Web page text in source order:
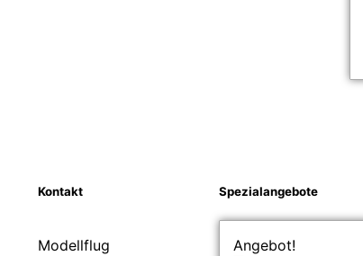
Kontakt
Modellflug
Spezialangebote
Angebot!